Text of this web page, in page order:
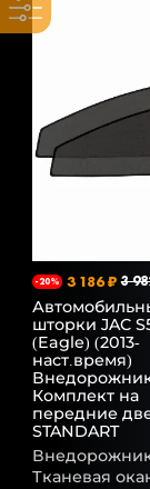
-20% 3 186 ₽ 3
шторки JAC
(Eagle) (2013-
наст.время)
Комплект на
передние
STANDART
Тканевая